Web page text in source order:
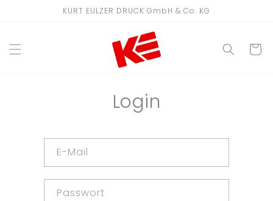
KURT EULZER DRUCK GmbH & Co. KG
Login
E-Mail
Passwort